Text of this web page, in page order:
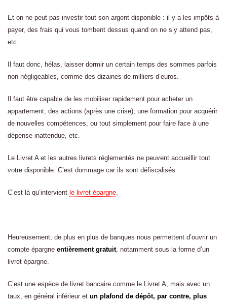
Et on ne peut pas investir tout son argent disponible : il y a les impôts à
payer, des frais qui vous tombent dessus quand on ne s’y attend pas,
etc.
Il faut donc, hélas, laisser dormir un certain temps des sommes parfois
non négligeables, comme des dizaines de milliers d’euros.
Il faut être capable de les mobiliser rapidement pour acheter un
appartement, des actions (après une crise), une formation pour acquérir
de nouvelles compétences, ou tout simplement pour faire face à une
dépense inattendue, etc.
Le Livret A et les autres livrets réglementés ne peuvent accueillir tout
votre disponible. C’est dommage car ils sont défiscalisés.
C’est là qu’intervient le livret épargne.
Heureusement, de plus en plus de banques nous permettent d’ouvrir un
compte épargne entièrement gratuit, notamment sous la forme d’un
livret épargne.
C’est une espèce de livret bancaire comme le Livret A, mais avec un
taux, en général inférieur et un plafond de dépôt, par contre, plus